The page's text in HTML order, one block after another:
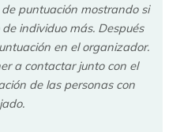
de puntuación mostrando si
individuo más. Después
en el organizador.
a contactar junto con el
de las personas con